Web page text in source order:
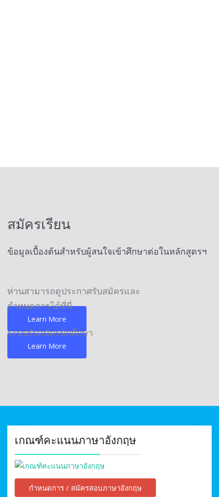
สมัครเรียน
ข้อมูลเบื้องต้นสำหรับผู้สนใจเข้าศึกษาต่อในหลักสูตรฯ
ท่านสามารถดูประกาศรับสมัครและ
กำหนดการได้ที่นี่
Learn More
ระบบรับสมัครนักศึกษา
Learn More
เกณฑ์คะแนนภาษาอังกฤษ
กำหนดการ / สมัครสอบภาษาอังกฤษ